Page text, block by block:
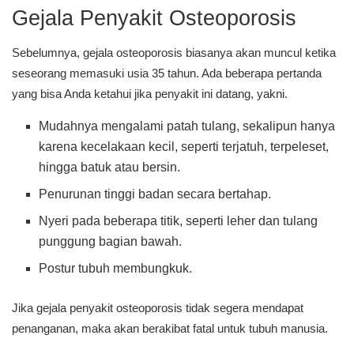
Gejala Penyakit Osteoporosis
Sebelumnya, gejala osteoporosis biasanya akan muncul ketika
seseorang memasuki usia 35 tahun. Ada beberapa pertanda
yang bisa Anda ketahui jika penyakit ini datang, yakni.
Mudahnya mengalami patah tulang, sekalipun hanya
karena kecelakaan kecil, seperti terjatuh, terpeleset,
hingga batuk atau bersin.
Penurunan tinggi badan secara bertahap.
Nyeri pada beberapa titik, seperti leher dan tulang
punggung bagian bawah.
Postur tubuh membungkuk.
Jika gejala penyakit osteoporosis tidak segera mendapat
penanganan, maka akan berakibat fatal untuk tubuh manusia.